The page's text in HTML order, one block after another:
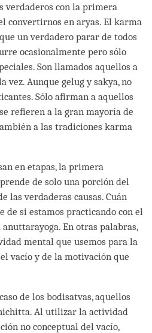
verdaderos con la primera
convertirnos en aryas. El karma
un verdadero parar de todos
ocasionalmente pero sólo
Son llamados aquellos a
vez. Aunque gelug y sakya, no
Sólo afirman a aquellos
refieren a la gran mayoría de
a las tradiciones karma
en etapas, la primera
de solo una porción del
las verdaderas causas. Cuán
de si estamos practicando con el
En otras palabras,
mental que usemos para la
vacío y de la motivación que
de los bodisatvas, aquellos
Al utilizar la actividad
no conceptual del vacío,